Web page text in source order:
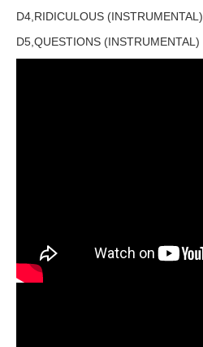
D4,RIDICULOUS (INSTRUMENTAL)
D5,QUESTIONS (INSTRUMENTAL)